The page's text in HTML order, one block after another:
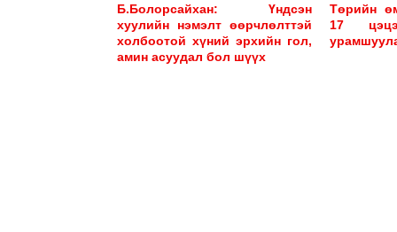
Б.Болорсайхан: Үндсэн
хуулийн нэмэлт өөрчлөлттэй
холбоотой хүний эрхийн гол,
амин асуудал бол шүүх
Төрийн
17
А.Цолмон: Уул уурхайн
зовлон, жаргалыг дотроос нь,
туулж явна аа…